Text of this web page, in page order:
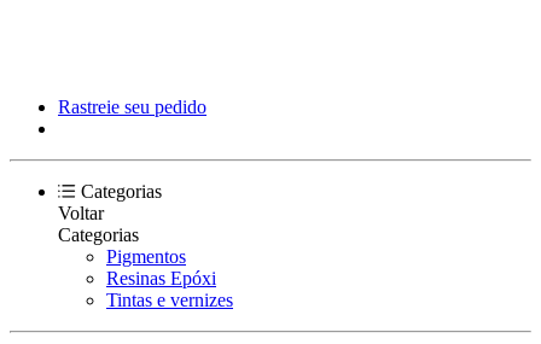
Rastreie seu pedido
Categorias
Voltar
Categorias
Pigmentos
Resinas Epóxi
Tintas e vernizes